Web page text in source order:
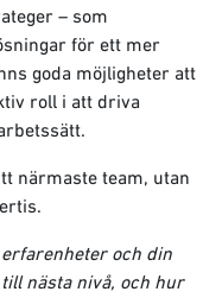
– som
för ett mer
goda möjligheter att
roll i att driva
närmaste team, utan
och din
nästa nivå, och hur